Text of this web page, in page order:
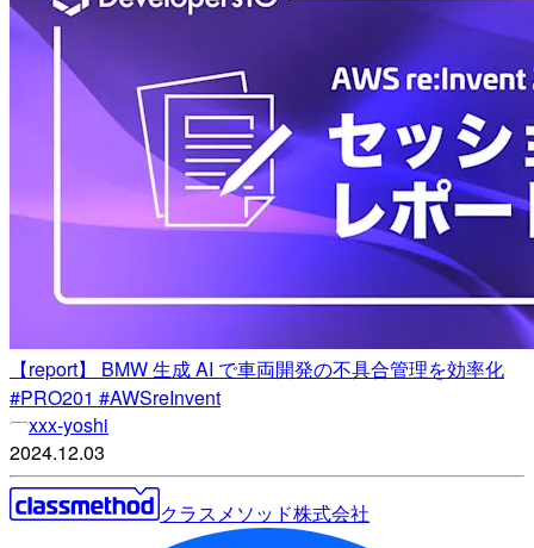
【report】 BMW 生成 AI で車両開発の不具合管理を効率化
#PRO201 #AWSreInvent
xxx-yoshi
2024.12.03
クラスメソッド株式会社